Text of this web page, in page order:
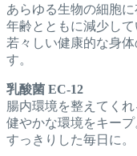
あらゆる生物の細胞に
年齢とともに減少して
若々しい健康的な身
す。
乳酸菌 EC-12
腸内環境を整えてく
健やかな環境をキープ
すっきりした毎日に。